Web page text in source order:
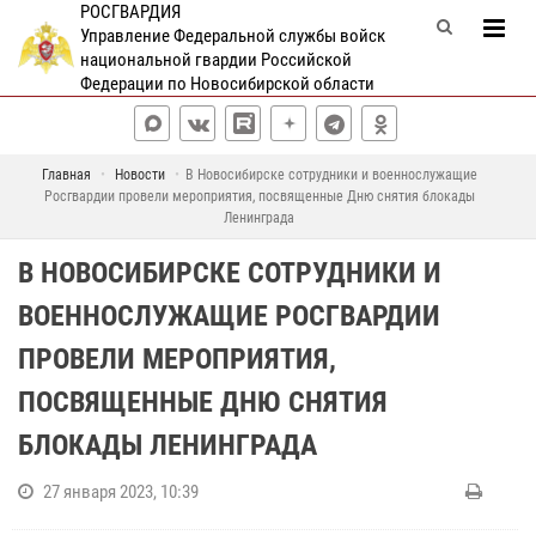
РОСГВАРДИЯ
Управление Федеральной службы войск
национальной гвардии Российской
Федерации по Новосибирской области
Главная Новости
В Новосибирске сотрудники и военнослужащие
Росгвардии провели мероприятия, посвященные Дню снятия блокады
Ленинграда
В НОВОСИБИРСКЕ СОТРУДНИКИ И
ВОЕННОСЛУЖАЩИЕ РОСГВАРДИИ
ПРОВЕЛИ МЕРОПРИЯТИЯ,
ПОСВЯЩЕННЫЕ ДНЮ СНЯТИЯ
БЛОКАДЫ ЛЕНИНГРАДА
27 января 2023, 10:39